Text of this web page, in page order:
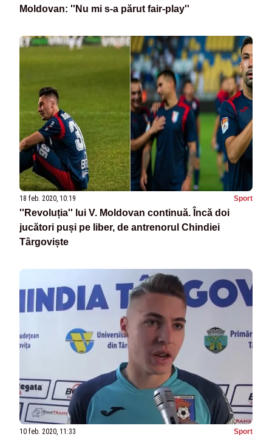
Moldovan: ''Nu mi s-a părut fair-play''
18 feb. 2020, 10:19 Sport
''Revoluția'' lui V. Moldovan continuă. Încă doi
jucători puși pe liber, de antrenorul Chindiei
Târgoviște
10 feb. 2020, 11:33 Sport